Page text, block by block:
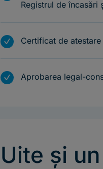
Registrul de încasări
m Certificat de
m Aprobarea legal-
Uite și